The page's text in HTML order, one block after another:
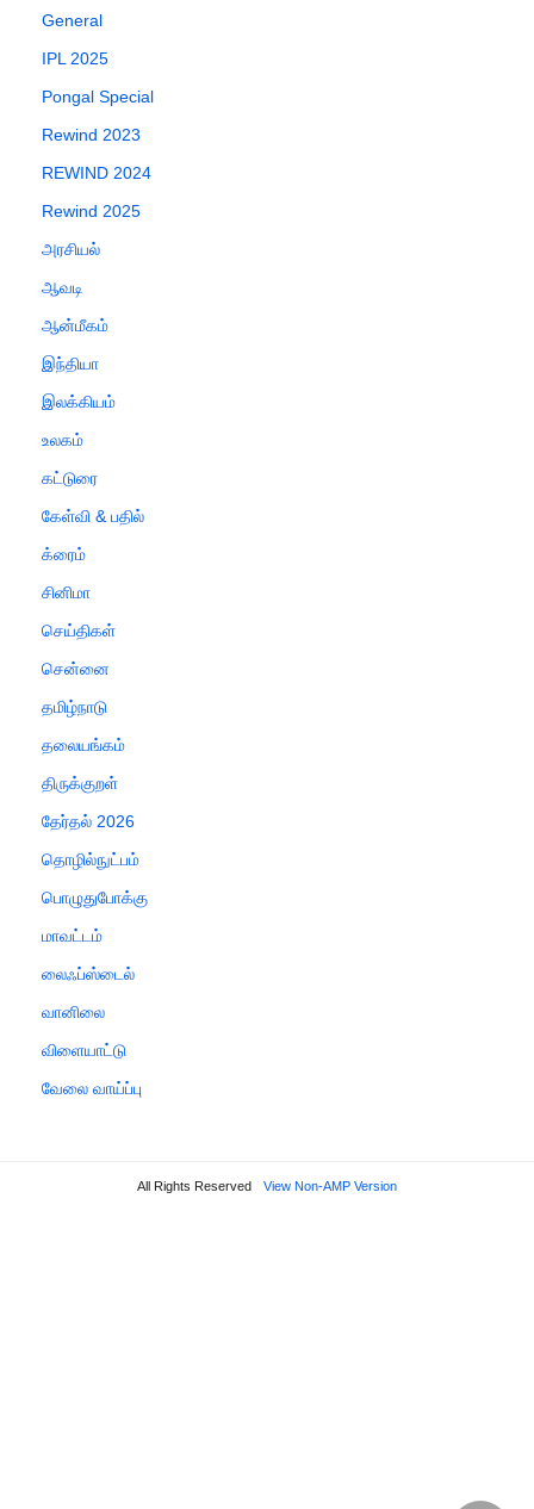
General
IPL 2025
Pongal Special
Rewind 2023
REWIND 2024
Rewind 2025
அரசியல்
ஆவடி
ஆன்மீகம்
இந்தியா
இலக்கியம்
உலகம்
கட்டுரை
கேள்வி & பதில்
க்ரைம்
சினிமா
செய்திகள்
சென்னை
தமிழ்நாடு
தலையங்கம்
திருக்குறள்
தேர்தல் 2026
தொழில்நுட்பம்
பொழுதுபோக்கு
மாவட்டம்
லைஃப்ஸ்டைல்
வானிலை
விளையாட்டு
வேலை வாய்ப்பு
All Rights Reserved View Non-AMP Version